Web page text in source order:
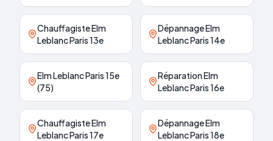
Chauffagiste Elm
Leblanc Paris 13e
Dépannage Elm
Leblanc Paris 14e
Elm Leblanc Paris 15e
(75)
Réparation Elm
Leblanc Paris 16e
Chauffagiste Elm
Leblanc Paris 17e
Dépannage Elm
Leblanc Paris 18e